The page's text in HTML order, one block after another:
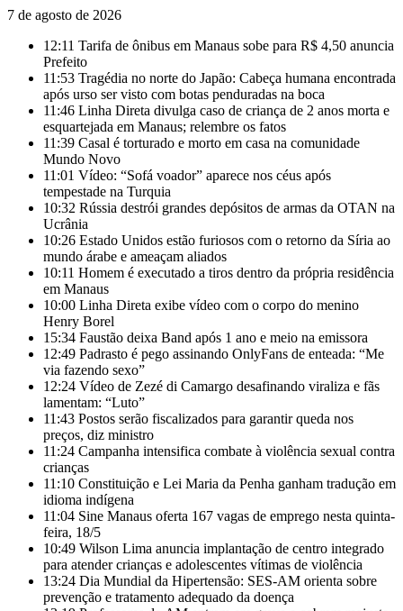
7 de agosto de 2026
12:11 Tarifa de ônibus em Manaus sobe para R$ 4,50 anuncia
Prefeito
11:53 Tragédia no norte do Japão: Cabeça humana encontrada
após urso ser visto com botas penduradas na boca
11:46 Linha Direta divulga caso de criança de 2 anos morta e
esquartejada em Manaus; relembre os fatos
11:39 Casal é torturado e morto em casa na comunidade
Mundo Novo
11:01 Vídeo: “Sofá voador” aparece nos céus após
tempestade na Turquia
10:32 Rússia destrói grandes depósitos de armas da OTAN na
Ucrânia
10:26 Estado Unidos estão furiosos com o retorno da Síria ao
mundo árabe e ameaçam aliados
10:11 Homem é executado a tiros dentro da própria residência
em Manaus
10:00 Linha Direta exibe vídeo com o corpo do menino
Henry Borel
15:34 Faustão deixa Band após 1 ano e meio na emissora
12:49 Padrasto é pego assinando OnlyFans de enteada: “Me
via fazendo sexo”
12:24 Vídeo de Zezé di Camargo desafinando viraliza e fãs
lamentam: “Luto”
11:43 Postos serão fiscalizados para garantir queda nos
preços, diz ministro
11:24 Campanha intensifica combate à violência sexual contra
crianças
11:10 Constituição e Lei Maria da Penha ganham tradução em
idioma indígena
11:04 Sine Manaus oferta 167 vagas de emprego nesta quinta-
feira, 18/5
10:49 Wilson Lima anuncia implantação de centro integrado
para atender crianças e adolescentes vítimas de violência
13:24 Dia Mundial da Hipertensão: SES-AM orienta sobre
prevenção e tratamento adequado da doença